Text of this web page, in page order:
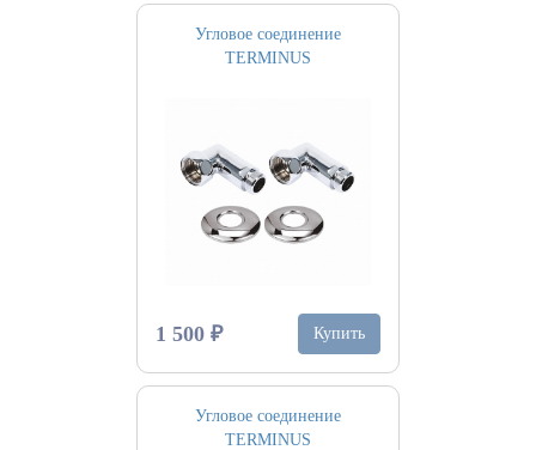
Угловое соединение
TERMINUS
1 500 ₽ Купить
Угловое соединение
TERMINUS